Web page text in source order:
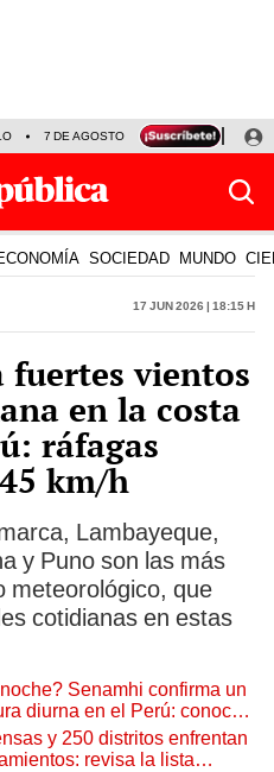
7 DE AGOSTO TINKA RESULTADOS
SOCIEDAD MUNDO
17 Jun 2026 | 18:15 h
fuertes vientos
en la costa
ráfagas
km/h
Lambayeque,
y Puno son las más
meteorológico, que
cotidianas en estas
Senamhi confirma un
diurna en el Perú: conoce
días
y 250 distritos enfrentan
revisa la lista